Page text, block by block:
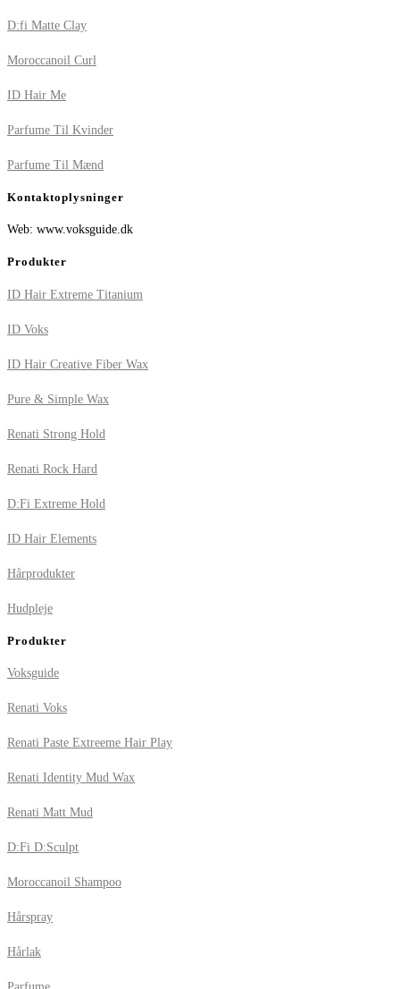
D:fi Matte Clay
Moroccanoil Curl
ID Hair Me
Parfume Til Kvinder
Parfume Til Mænd
Kontaktoplysninger
Web: www.voksguide.dk
Produkter
ID Hair Extreme Titanium
ID Voks
ID Hair Creative Fiber Wax
Pure & Simple Wax
Renati Strong Hold
Renati Rock Hard
D:Fi Extreme Hold
ID Hair Elements
Hårprodukter
Hudpleje
Produkter
Voksguide
Renati Voks
Renati Paste Extreeme Hair Play
Renati Identity Mud Wax
Renati Matt Mud
D:Fi D:Sculpt
Moroccanoil Shampoo
Hårspray
Hårlak